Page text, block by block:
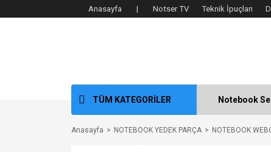
Anasayfa | Notser TV Teknik İpuçları
TÜM KATEGORİLER Notebook
Anasayfa NOTEBOOK YEDEK PARÇA NOTEBOOK